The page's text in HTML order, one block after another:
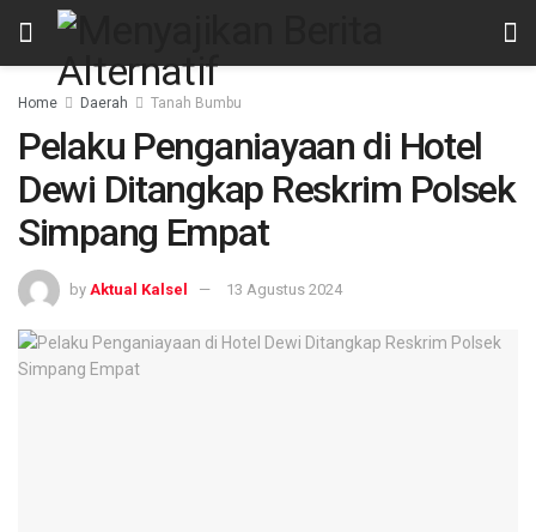
Home Daerah Tanah Bumbu
Pelaku Penganiayaan di Hotel
Dewi Ditangkap Reskrim Polsek
Simpang Empat
by Aktual Kalsel 13 Agustus 2024